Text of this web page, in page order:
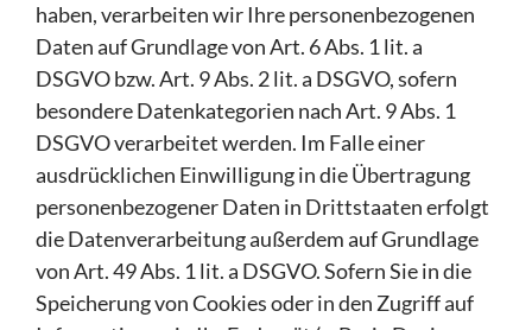
haben, verarbeiten wir Ihre personenbezogenen
Daten auf Grundlage von Art. 6 Abs. 1 lit. a
DSGVO bzw. Art. 9 Abs. 2 lit. a DSGVO, sofern
besondere Datenkategorien nach Art. 9 Abs. 1
DSGVO verarbeitet werden. Im Falle einer
ausdrücklichen Einwilligung in die Übertragung
personenbezogener Daten in Drittstaaten erfolgt
die Datenverarbeitung außerdem auf Grundlage
von Art. 49 Abs. 1 lit. a DSGVO. Sofern Sie in die
Speicherung von Cookies oder in den Zugriff auf